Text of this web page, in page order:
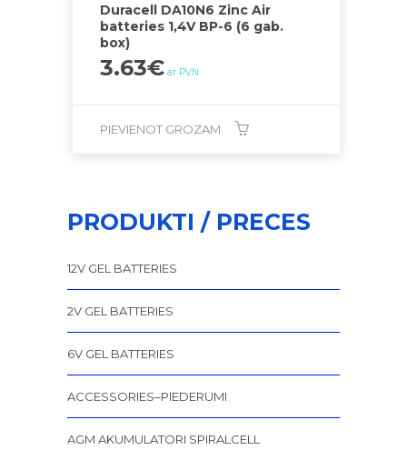
Duracell DA10N6 Zinc Air
batteries 1,4V BP-6 (6 gab.
box)
3.63€ ar PVN
PIEVIENOT GROZAM
PRODUKTI / PRECES
12V GEL BATTERIES
2V GEL BATTERIES
6V GEL BATTERIES
ACCESSORIES–PIEDERUMI
AGM AKUMULATORI SPIRALCELL